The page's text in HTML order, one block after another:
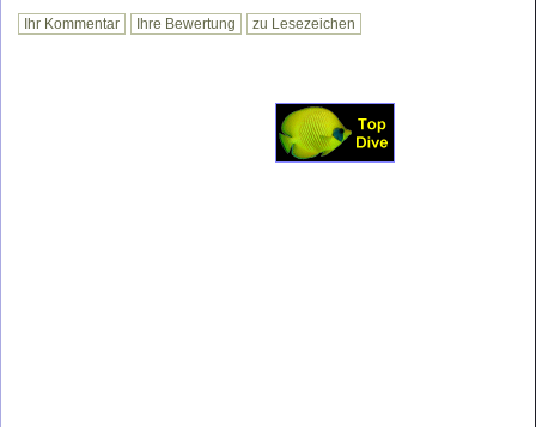
Ihr Kommentar Ihre Bewertung zu Lesezeichen